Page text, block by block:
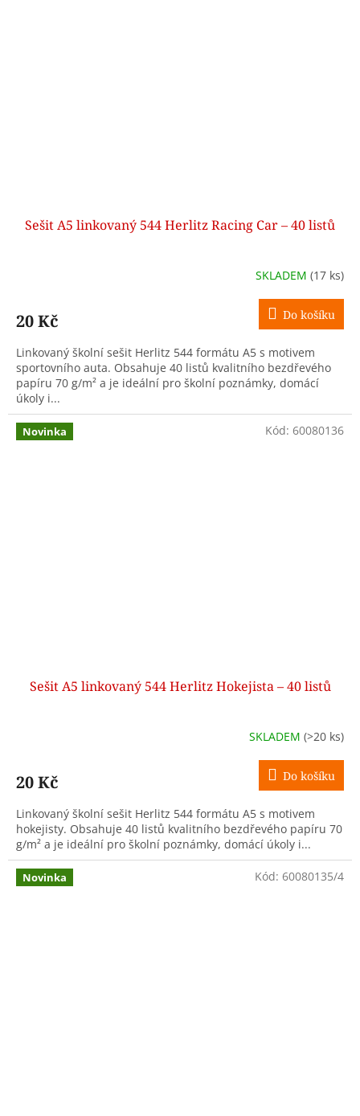
Sešit A5 linkovaný 544 Herlitz Racing Car – 40 listů
SKLADEM (17 ks)
20 Kč Do košíku
Linkovaný školní sešit Herlitz 544 formátu A5 s motivem
sportovního auta. Obsahuje 40 listů kvalitního bezdřevého
papíru 70 g/m² a je ideální pro školní poznámky, domácí
úkoly i...
Novinka
Sešit A5 linkovaný 544 Herlitz Hokejista – 40 listů
SKLADEM (>20 ks)
20 Kč Do košíku
Linkovaný školní sešit Herlitz 544 formátu A5 s motivem
hokejisty. Obsahuje 40 listů kvalitního bezdřevého papíru 70
g/m² a je ideální pro školní poznámky, domácí úkoly i...
Kód: 60080136
Novinka Kód: 60080135/4